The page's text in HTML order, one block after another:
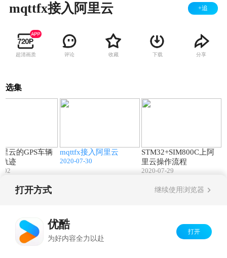
mqttfx接入阿里云 +追
超清画质 评论 收藏 下载 分享
选集
云的GPS车辆
迹
02
mqttfx接入阿里云
2020-07-30
STM32+SIM800C上阿
里云操作流程
2020-07-29
打开方式 继续使用浏览器
优酷
为好内容全力以赴
打开